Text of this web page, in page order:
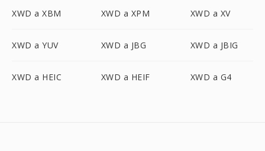
XWD a XBM XWD a XPM XWD a XV
XWD a YUV XWD a JBG XWD a JBIG
XWD a HEIC XWD a HEIF XWD a G4